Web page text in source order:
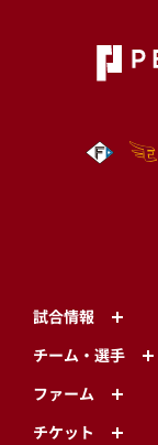
試合情報
チーム・選手
ファーム
チケット